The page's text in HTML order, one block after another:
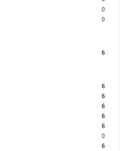
0
0
6
6
6
6
6
6
0
6